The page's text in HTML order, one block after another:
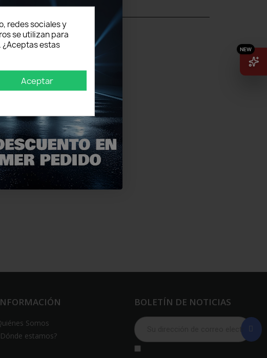
Somos
estamos?
BOLETÍN DE NOTICIAS
redes sociales y
se utilizan para
estas
Aceptar